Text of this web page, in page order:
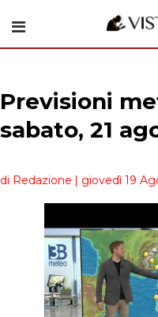
Previsioni
sabato, 21
di Redazione | giovedì 19